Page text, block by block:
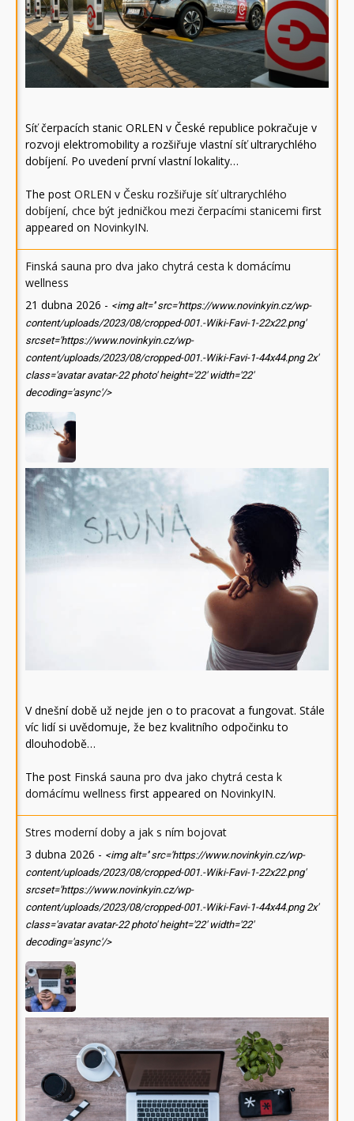
Síť čerpacích stanic ORLEN v České republice pokračuje v
rozvoji elektromobility a rozšiřuje vlastní síť ultrarychlého
dobíjení. Po uvedení první vlastní lokality…
The post ORLEN v Česku rozšiřuje síť ultrarychlého
dobíjení, chce být jedničkou mezi čerpacími stanicemi first
appeared on NovinkyIN.
Finská sauna pro dva jako chytrá cesta k domácímu
wellness
21 dubna 2026 - <img alt='' src='https://www.novinkyin.cz/wp-
content/uploads/2023/08/cropped-001.-Wiki-Favi-1-22x22.png'
srcset='https://www.novinkyin.cz/wp-
content/uploads/2023/08/cropped-001.-Wiki-Favi-1-44x44.png 2x'
class='avatar avatar-22 photo' height='22' width='22'
decoding='async'/>
V dnešní době už nejde jen o to pracovat a fungovat. Stále
víc lidí si uvědomuje, že bez kvalitního odpočinku to
dlouhodobě…
The post Finská sauna pro dva jako chytrá cesta k
domácímu wellness first appeared on NovinkyIN.
Stres moderní doby a jak s ním bojovat
3 dubna 2026 - <img alt='' src='https://www.novinkyin.cz/wp-
content/uploads/2023/08/cropped-001.-Wiki-Favi-1-22x22.png'
srcset='https://www.novinkyin.cz/wp-
content/uploads/2023/08/cropped-001.-Wiki-Favi-1-44x44.png 2x'
class='avatar avatar-22 photo' height='22' width='22'
decoding='async'/>